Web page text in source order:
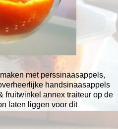
met perssinaasappels,
handsinaasappels
fruitwinkel annex traiteur op de
laten liggen voor dit